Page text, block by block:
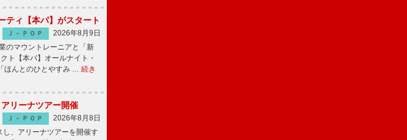
ティ【本パ】がスタート
Ｊ－ＰＯＰ
2026年8月9日
のマウントレーニアと「新
ト【本パ】オールナイト・
ほんとのひとやすみ … 続き
リーナツアー開催
Ｊ－ＰＯＰ
2026年8月8日
、アリーナツアーを開催す